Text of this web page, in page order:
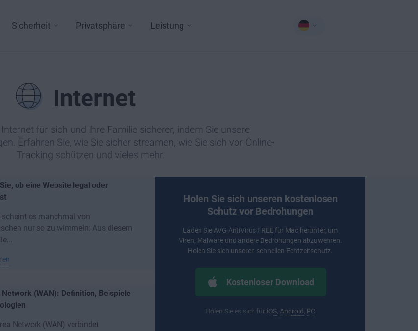
Sicherheit Privatsphäre Leistung
Internet
für sich und Ihre Familie sicherer, indem Sie unsere
Erfahren Sie, wie Sie sicher streamen, wie Sie sich vor Online-
Tracking schützen und vieles mehr.
ob eine Website legal oder
scheint es manchmal von
nur so zu wimmeln: Aus diesem
Network (WAN): Definition, Beispiele
Network (WAN) verbindet
Holen Sie sich unseren kostenlosen
Schutz vor Bedrohungen
Laden Sie AVG AntiVirus FREE für Mac herunter, um
Viren, Malware und andere Bedrohungen abzuwehren.
Holen Sie sich unseren schnellen Echtzeitschutz.
Kostenloser Download
Holen Sie es sich für iOS Android PC